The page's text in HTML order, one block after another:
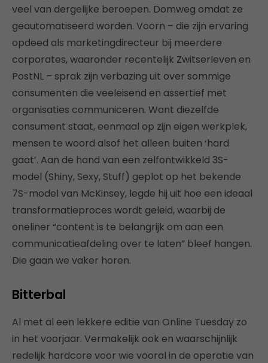
veel van dergelijke beroepen. Domweg omdat ze
geautomatiseerd worden. Voorn – die zijn ervaring
opdeed als marketingdirecteur bij meerdere
corporates, waaronder recentelijk Zwitserleven en
PostNL – sprak zijn verbazing uit over sommige
consumenten die veeleisend en assertief met
organisaties communiceren. Want diezelfde
consument staat, eenmaal op zijn eigen werkplek,
mensen te woord alsof het alleen buiten ‘hard
gaat’. Aan de hand van een zelfontwikkeld 3S-
model (Shiny, Sexy, Stuff) geplot op het bekende
7S-model van McKinsey, legde hij uit hoe een ideaal
transformatieproces wordt geleid, waarbij de
oneliner “content is te belangrijk om aan een
communicatieafdeling over te laten” bleef hangen.
Die gaan we vaker horen.
Bitterbal
Al met al een lekkere editie van Online Tuesday zo
in het voorjaar. Vermakelijk ook en waarschijnlijk
redelijk hardcore voor wie vooral in de operatie van